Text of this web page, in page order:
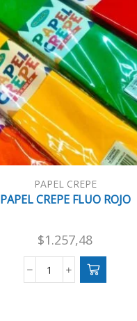
PAPEL CREPE
PAPEL CREPE FLUO ROJO
$1.257,48
PAPEL